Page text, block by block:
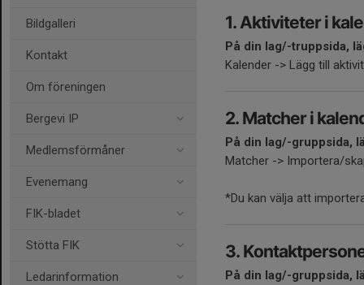
Bildgalleri
Kontakt
Om föreningen
Bergevi IP
Medlemsförmåner
Evenemang
FIK-bladet
Stötta FIK
Ledarinformation
1. Aktiviteter i
På din lag/-truppsida,
Kalender -> Lägg till
2. Matcher i
På din lag/-gruppsida,
Matcher -> Importera/
*Du kan välja att
3.
På din lag/-gruppsida,